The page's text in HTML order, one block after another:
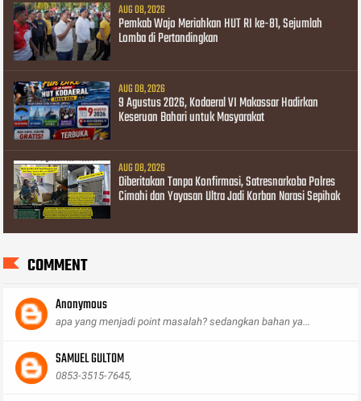
AUG 08, 2026
Pemkab Wajo Meriahkan HUT RI ke-81, Sejumlah
Lomba di Pertandingkan
AUG 08, 2026
9 Agustus 2026, Kodaeral VI Makassar Hadirkan
Keseruan Bahari untuk Masyarakat
AUG 08, 2026
Diberitakan Tanpa Konfirmasi, Satresnarkoba Polres
Cimahi dan Yayasan Ultra Jadi Korban Narasi Sepihak
COMMENT
Anonymous
apa yang menjadi point masalah? sedangkan bahan ya...
SAMUEL GULTOM
0853-3515-7645,